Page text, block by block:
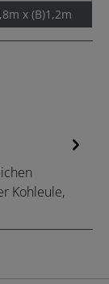
x (B)1,2m
Kohleule,